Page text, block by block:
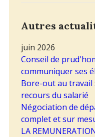
Autres
juin 2026
Conseil de
communiquer ses
Bore-out au travail
recours du salarié
Négociation de
complet et sur
LA